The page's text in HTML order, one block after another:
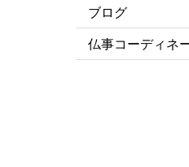
ブログ
仏事コーディネ